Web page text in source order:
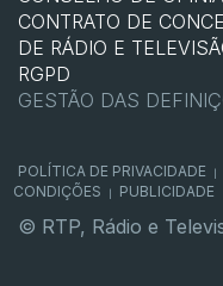
CONTRATO DE
DE RÁDIO E
RGPD
GESTÃO DAS
POLÍTICA DE PRIVACIDADE
CONDIÇÕES
PUBLICIDADE
© RTP, Rádio e